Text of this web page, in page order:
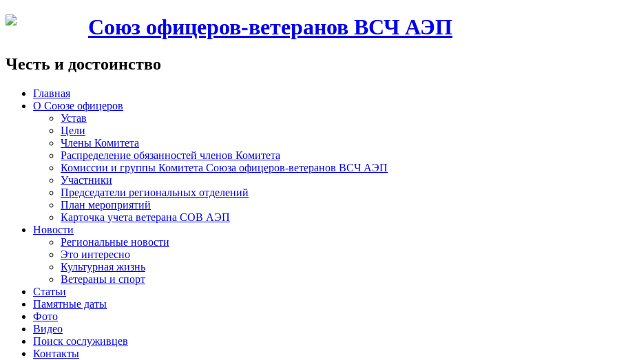
Союз офицеров-ветеранов ВСЧ АЭП
Честь и достоинство
Главная
О Союзе офицеров
Устав
Цели
Члены Комитета
Распределение обязанностей членов Комитета
Комиссии и группы Комитета Союза офицеров-ветеранов ВСЧ АЭП
Участники
Председатели региональных отделений
План мероприятий
Карточка учета ветерана CОВ АЭП
Новости
Региональные новости
Это интересно
Культурная жизнь
Ветераны и спорт
Статьи
Памятные даты
Фото
Видео
Поиск сослуживцев
Контакты